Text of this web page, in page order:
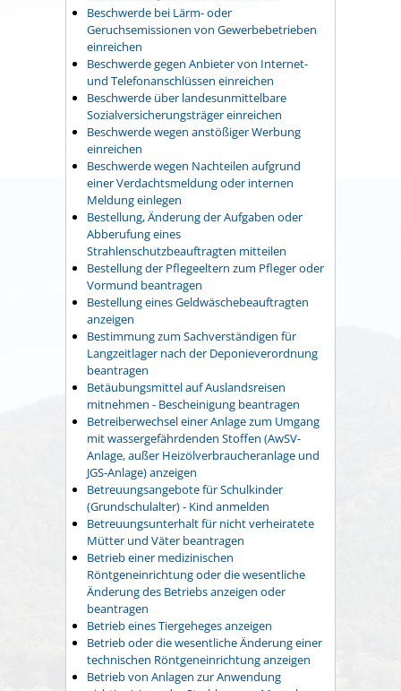
Beschwerde bei Lärm- oder
Geruchsemissionen von Gewerbebetrieben
einreichen
Beschwerde gegen Anbieter von Internet-
und Telefonanschlüssen einreichen
Beschwerde über landesunmittelbare
Sozialversicherungsträger einreichen
Beschwerde wegen anstößiger Werbung
einreichen
Beschwerde wegen Nachteilen aufgrund
einer Verdachtsmeldung oder internen
Meldung einlegen
Bestellung, Änderung der Aufgaben oder
Abberufung eines
Strahlenschutzbeauftragten mitteilen
Bestellung der Pflegeeltern zum Pfleger oder
Vormund beantragen
Bestellung eines Geldwäschebeauftragten
anzeigen
Bestimmung zum Sachverständigen für
Langzeitlager nach der Deponieverordnung
beantragen
Betäubungsmittel auf Auslandsreisen
mitnehmen - Bescheinigung beantragen
Betreiberwechsel einer Anlage zum Umgang
mit wassergefährdenden Stoffen (AwSV-
Anlage, außer Heizölverbraucheranlage und
JGS-Anlage) anzeigen
Betreuungsangebote für Schulkinder
(Grundschulalter) - Kind anmelden
Betreuungsunterhalt für nicht verheiratete
Mütter und Väter beantragen
Betrieb einer medizinischen
Röntgeneinrichtung oder die wesentliche
Änderung des Betriebs anzeigen oder
beantragen
Betrieb eines Tiergeheges anzeigen
Betrieb oder die wesentliche Änderung einer
technischen Röntgeneinrichtung anzeigen
Betrieb von Anlagen zur Anwendung